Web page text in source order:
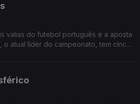
valias do futebol português é a aposta
o atual líder do campeonato, tem cinco